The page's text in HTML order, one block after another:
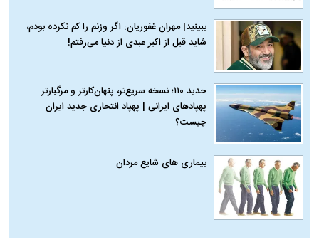
ببینید| مهران غفوریان: اگر وزنم را کم نکرده بودم،
شاید قبل از اکبر عبدی از دنیا می‌رفتم!
حدید ۱۱۰؛ نسخه سریع‌تر، پنهان‌کارتر و مرگبارتر
پهپادهای ایرانی | پهپاد انتحاری جدید ایران
چیست؟
بیماری‌ های شایع مردان